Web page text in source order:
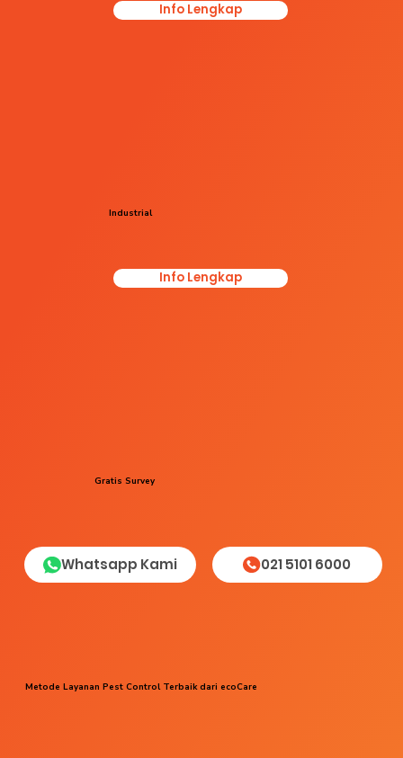
Gratis Survey
Info Lengkap
Industrial
Info Lengkap
Whatsapp Kami 021 5101 6000
Metode Layanan Pest Control Terbaik dari ecoCare